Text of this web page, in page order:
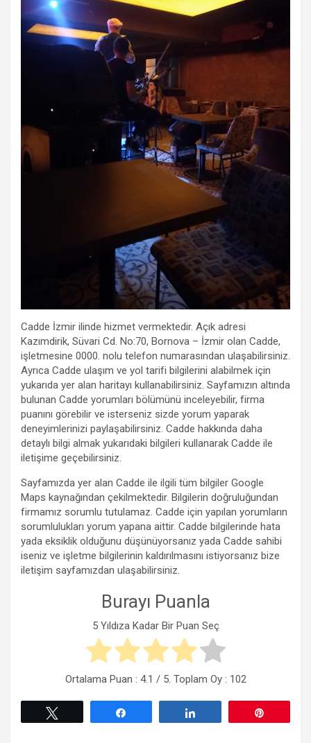
Cadde İzmir ilinde hizmet vermektedir. Açık adresi
Kazımdirik, Süvari Cd. No:70, Bornova – İzmir olan Cadde,
işletmesine 0000. nolu telefon numarasından ulaşabilirsiniz.
Ayrıca Cadde ulaşım ve yol tarifi bilgilerini alabilmek için
yukarıda yer alan haritayı kullanabilirsiniz. Sayfamızın altında
bulunan Cadde yorumları bölümünü inceleyebilir, firma
puanını görebilir ve isterseniz sizde yorum yaparak
deneyimlerinizi paylaşabilirsiniz. Cadde hakkında daha
detaylı bilgi almak yukarıdaki bilgileri kullanarak Cadde ile
iletişime geçebilirsiniz.
Sayfamızda yer alan Cadde ile ilgili tüm bilgiler Google
Maps kaynağından çekilmektedir. Bilgilerin doğruluğundan
firmamız sorumlu tutulamaz. Cadde için yapılan yorumların
sorumlulukları yorum yapana aittir. Cadde bilgilerinde hata
yada eksiklik olduğunu düşünüyorsanız yada Cadde sahibi
iseniz ve işletme bilgilerinin kaldırılmasını istiyorsanız bize
iletişim sayfamızdan ulaşabilirsiniz.
Burayı Puanla
5 Yıldıza Kadar Bir Puan Seç
Ortalama Puan : 4.1 / 5. Toplam Oy : 102